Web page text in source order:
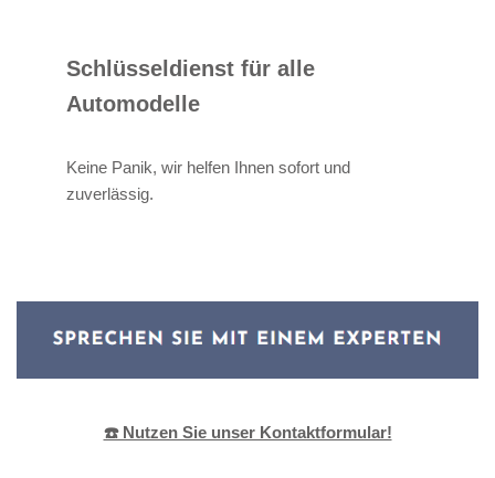
Schlüsseldienst für alle
Automodelle
Keine Panik, wir helfen Ihnen sofort und
zuverlässig.
☎️ Nutzen Sie unser Kontaktformular!